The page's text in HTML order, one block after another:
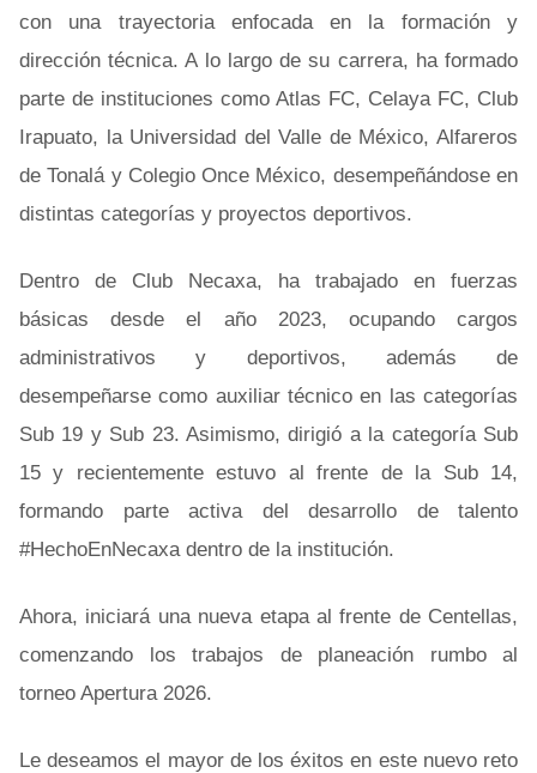
con una trayectoria enfocada en la formación y
dirección técnica. A lo largo de su carrera, ha formado
parte de instituciones como Atlas FC, Celaya FC, Club
Irapuato, la Universidad del Valle de México, Alfareros
de Tonalá y Colegio Once México, desempeñándose en
distintas categorías y proyectos deportivos.
Dentro de Club Necaxa, ha trabajado en fuerzas
básicas desde el año 2023, ocupando cargos
administrativos y deportivos, además de
desempeñarse como auxiliar técnico en las categorías
Sub 19 y Sub 23. Asimismo, dirigió a la categoría Sub
15 y recientemente estuvo al frente de la Sub 14,
formando parte activa del desarrollo de talento
#HechoEnNecaxa dentro de la institución.
Ahora, iniciará una nueva etapa al frente de Centellas,
comenzando los trabajos de planeación rumbo al
torneo Apertura 2026.
Le deseamos el mayor de los éxitos en este nuevo reto